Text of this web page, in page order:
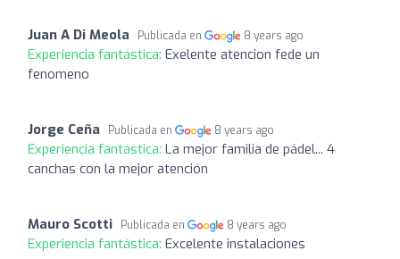
Juan A Di Meola Publicada en 8 years ago
Experiencia fantástica: Exelente atencion fede un
fenomeno
Jorge Ceña Publicada en 8 years ago
Experiencia fantástica: La mejor familia de pádel... 4
canchas con la mejor atención
Mauro Scotti Publicada en 8 years ago
Experiencia fantástica: Excelente instalaciones